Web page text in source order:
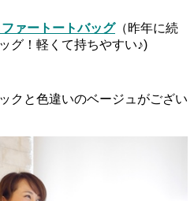
ァートートバッグ（昨年に続
グ！軽くて持ちやすい♪)
クと色違いのベージュがござい